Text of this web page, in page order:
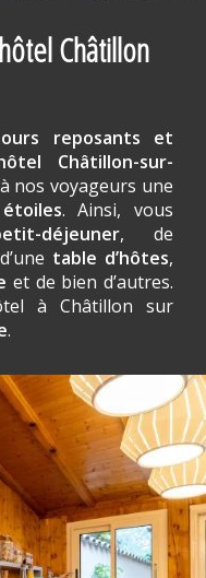
Châtillon
reposants et
Châtillon-sur-
nos voyageurs une
. Ainsi, vous
déjeuner, de
table d’hôtes,
et de bien d’autres.
à Châtillon sur
.